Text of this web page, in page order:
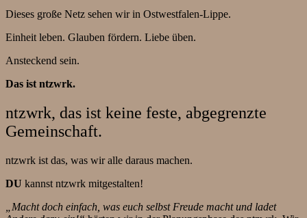
Dieses große Netz sehen wir in Ostwestfalen-Lippe.
Einheit leben. Glauben fördern. Liebe üben.
Ansteckend sein.
Das ist ntzwrk.
ntzwrk, das ist keine feste, abgegrenzte
Gemeinschaft.
ntzwrk ist das, was wir alle daraus machen.
DU kannst ntzwrk mitgestalten!
„Macht doch einfach, was euch selbst Freude macht und ladet